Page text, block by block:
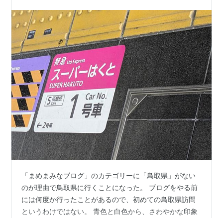
「まめまみなブログ」のカテゴリーに「鳥取県」がない
のが理由で鳥取県に行くことになった。 ブログをやる前
には何度か行ったことがあるので、初めての鳥取県訪問
というわけではない。 青色と白色から、さわやかな印象